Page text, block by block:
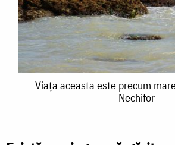
ViațaViața aceasta este precum
Nechifor